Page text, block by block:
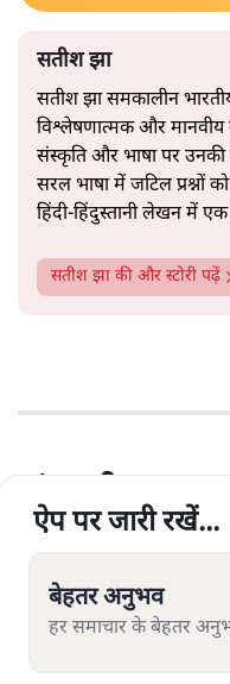
सतीश झा
सतीश झा समकालीन
विश्लेषणात्मक और मानवीय
संस्कृति और भाषा पर
सरल भाषा में जटिल
हिंदी‑हिंदुस्तानी लेखन में एक
सतीश झा की और स्टोरी पढ़ें
हां, बशीर
थे
श्रद्धांजलि| अनामिका|
ऐप पर जारी रखें...
बेहतर अनुभव
हर समाचार के बेहतर
ऐप पर जारी रखें...
बेहतर अनुभव
हर समाचार के बेहतर
ऐप पर जारी रखें...
बेहतर अनुभव
हर समाचार के बेहतर
ऐप पर जारी रखें...
बेहतर अनुभव
हर समाचार के बेहतर